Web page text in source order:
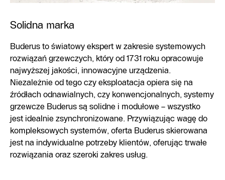
Solidna marka
Buderus to światowy ekspert w zakresie systemowych
rozwiązań grzewczych, który od 1731 roku opracowuje
najwyższej jakości, innowacyjne urządzenia.
Niezależnie od tego czy eksploatacja opiera się na
źródłach odnawialnych, czy konwencjonalnych, systemy
grzewcze Buderus są solidne i modułowe – wszystko
jest idealnie zsynchronizowane. Przywiązując wagę do
kompleksowych systemów, oferta Buderus skierowana
jest na indywidualne potrzeby klientów, oferując trwałe
rozwiązania oraz szeroki zakres usług.